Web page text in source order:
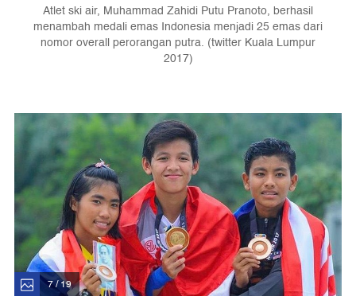
Atlet ski air, Muhammad Zahidi Putu Pranoto, berhasil
menambah medali emas Indonesia menjadi 25 emas dari
nomor overall perorangan putra. (twitter Kuala Lumpur
2017)
7 / 19